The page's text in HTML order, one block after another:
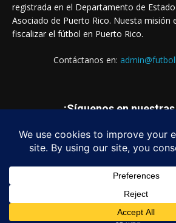
registrada en el Departamento de
Asociado de Puerto Rico. Nuesta misión
fiscalizar el fútbol en Puerto Rico.
Contáctanos en:
¡Síguenos en
© Copyright 2023 - Fútbol Boricua (FBNET) Inc.